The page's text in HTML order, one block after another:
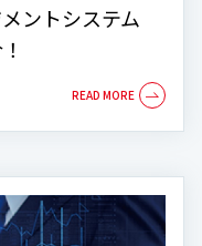
ントシステム